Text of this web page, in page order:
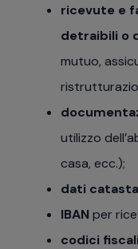
ricevute e
detraibili o
mutuo,
utilizzo
casa, ecc.);
dati
IBAN per
codici